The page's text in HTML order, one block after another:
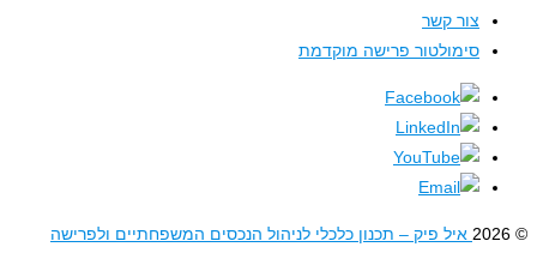
צור קשר
סימולטור פרישה מוקדמת
איל פיק – תכנון כלכלי לניהול הנכסים המשפחתיים ולפרישה